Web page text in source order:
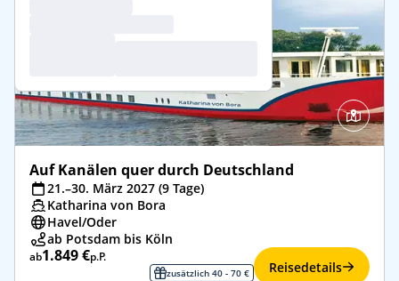
Auf Kanälen quer durch Deutschland
21.–30. März 2027 (9 Tage)
Katharina von Bora
Havel/​Oder
ab Potsdam bis Köln
ab1.849 €p.P.
zusätzlich 40 - 70 € Reisedetails